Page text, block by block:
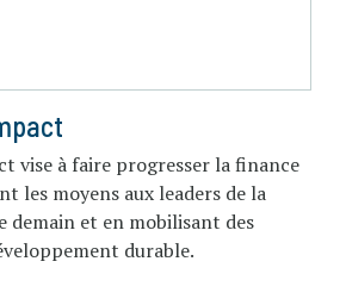
vise à faire progresser la finance
les moyens aux leaders de la
demain et en mobilisant des
durable.